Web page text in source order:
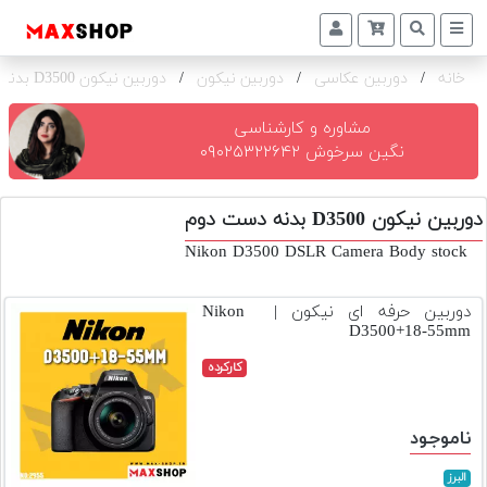
دوربین
و
تجهیزات
و
اکسسوری
دوم
اجاره
دوربین
و
خانه / دوربین عکاسی / دوربین نیکون / دوربین نیکون D3500 بدنه
مشاوره و کارشناسی
نگین سرخوش ۰۹۰۲۵۳۲۲۶۴۲
دوربین نیکون D3500 بدنه دست دوم
Nikon D3500 DSLR Camera Body stock
دوربین حرفه ای نیکون | Nikon
D3500+18-55mm
کارکرده
ناموجود
البرز